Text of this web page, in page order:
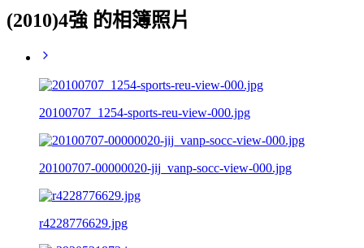
(2010)4強 的相簿照片
20100707_1254-sports-reu-view-000.jpg
20100707-00000020-jij_vanp-socc-view-000.jpg
r4228776629.jpg